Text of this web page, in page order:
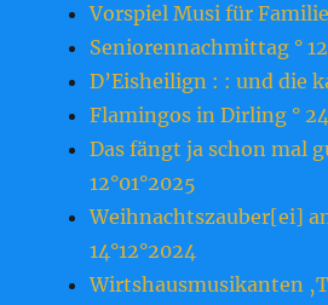
Vorspiel Musi für
Seniorennachmittag °
D’Eisheilign : : und die
Flamingos in Dirling °
Das fängt ja schon mal
12°01°2025
Weihnachtszauber[ei]
14°12°2024
Wirtshausmusikanten